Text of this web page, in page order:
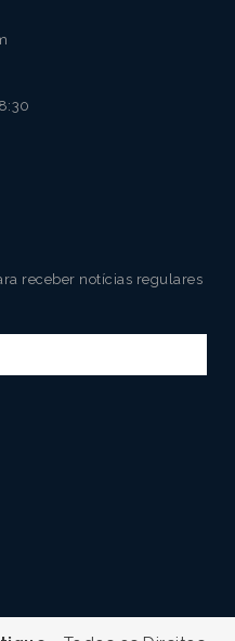
receber notícias regulares